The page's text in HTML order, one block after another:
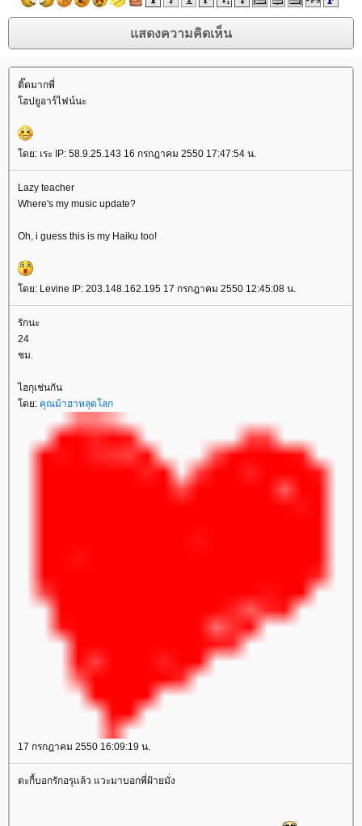
ติ๊ดมากพี่
ฮปยูอาร์ไฟน์นะ
ดย: เระ IP: 58.9.25.143 16 กรกฎาคม 2550 17:47:54 น.
Lazy teacher
Where's my music update?
Oh, i guess this is my Haiku too!
ดย: Levine IP: 203.148.162.195 17 กรกฎาคม 2550 12:45:08 น.
รักนะ
24
ชม.
ไฮกุเช่นกัน
ดย: คุณม้าฮาหลุดโลก
17 กรกฎาคม 2550 16:09:19 น.
ตะกี้บอกรักอรุแล้ว แวะมาบอกพี่ฝ้ายมั่ง